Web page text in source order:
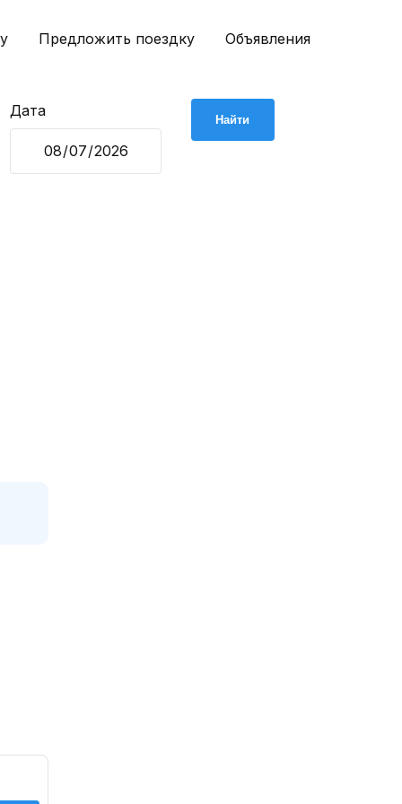
Предложить поездку Объявления
Дата